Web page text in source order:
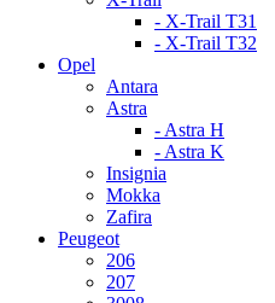
- X-Trail T31
- X-Trail T32
Opel
Antara
Astra
- Astra H
- Astra K
Insignia
Mokka
Zafira
Peugeot
206
207